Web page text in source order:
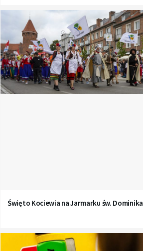
Święto Kociewia na Jarmarku św. Dominika